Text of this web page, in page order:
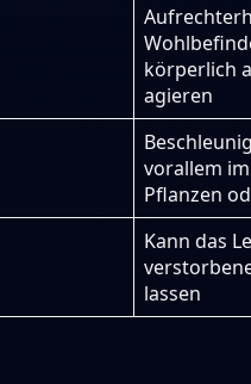
körperlich
agieren
vorallem
Pflanzen
Kann das
lassen